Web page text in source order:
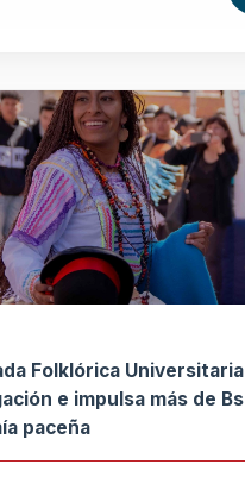
Folklórica
e impulsa más de Bs
paceña